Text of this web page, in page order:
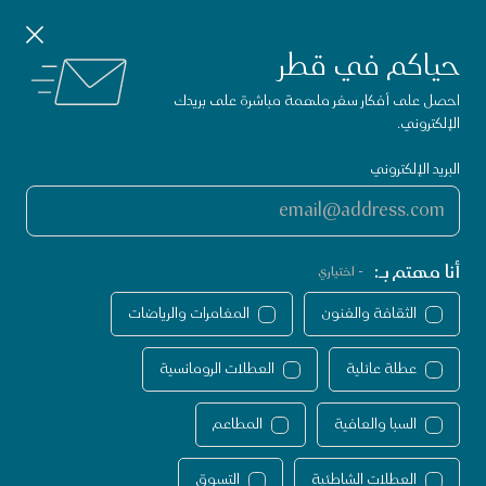
حمّل
الأن
الصفحة الرئيسية لموقع VisitQatar
تجارب لا تفوّت في قطر
التسوق
تجارب لا تفوّت
حياكم في قطر
احصل على أفكار سفر ملهمة مباشرة على بريدك
الإلكتروني.
البريد الإلكتروني
أنا مهتم بـ: - اختياري
الثقافة والفنون المغامرات والرياضات
عطلة عائلية العطلات الرومانسية
السبا والعافية المطاعم
العطلات الشاطئية التسوق